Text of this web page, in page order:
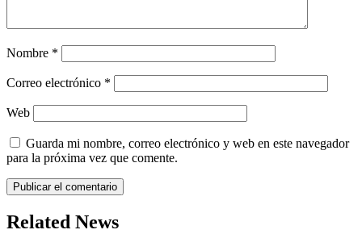
Nombre *
Correo electrónico *
Web
Guarda mi nombre, correo electrónico y web en este navegador
para la próxima vez que comente.
Related News